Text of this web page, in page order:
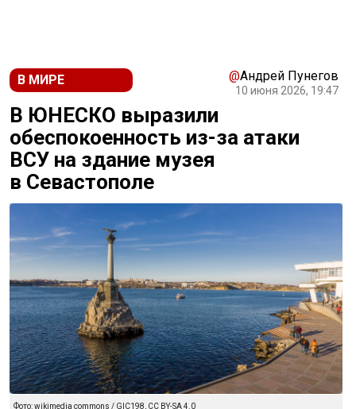
В МИРЕ @Андрей Пунегов
10 июня 2026, 19:47
В ЮНЕСКО выразили
обеспокоенность из-за атаки
ВСУ на здание музея
в Севастополе
Фото: wikimedia commons / GIC198, CC BY-SA 4.0